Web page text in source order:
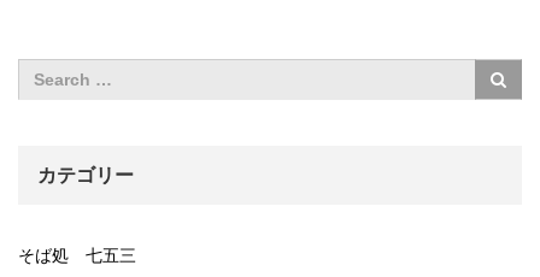
カテゴリー
そば処 七五三